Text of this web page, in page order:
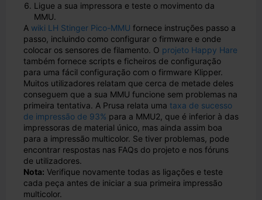
Ligue a sua impressora e teste o movimento da
MMU.
A wiki LH Stinger Pico-MMU fornece instruções passo a
passo, incluindo como configurar o firmware e onde
colocar os sensores de filamento. O projeto Happy Hare
também fornece scripts e ficheiros de configuração
para uma fácil configuração com o firmware Klipper.
Muitos utilizadores relatam que cerca de metade deles
conseguem que a sua MMU funcione sem problemas na
primeira tentativa. A Prusa relata uma taxa de sucesso
de impressão de 93% para a MMU2, que é inferior à das
impressoras de material único, mas ainda assim boa
para a impressão multicolor. Se tiver problemas, pode
encontrar respostas nas FAQs do projeto e nos fóruns
de utilizadores.
Nota: Verifique novamente todas as ligações e teste
cada peça antes de iniciar a sua primeira impressão
multicolor.